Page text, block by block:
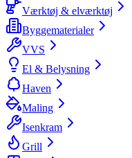
Værktøj & elværktøj
Byggematerialer
VVS
El & Belysning
Haven
Maling
Isenkram
Grill